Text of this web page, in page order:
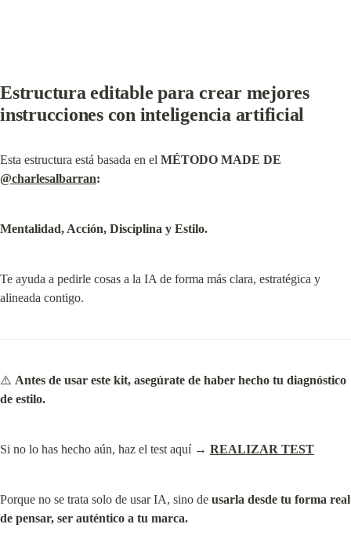
Estructura editable para crear mejores
instrucciones con inteligencia artificial
Esta estructura está basada en el
@charlesalbarran:
Mentalidad, Acción, Disciplina y Estilo.
Te ayuda a pedirle cosas a la IA de forma más clara, estratégica y
alineada contigo.
⚠️ Antes de usar este kit, asegúrate de haber hecho tu diagnóstico
de estilo.
Si no lo has hecho aún, haz el test aquí → REALIZAR TEST
Porque no se trata solo de usar IA, sino de usarla desde tu forma real
de pensar, ser auténtico a tu marca.